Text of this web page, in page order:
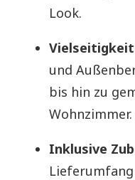
Look.
und
bis hin zu
Wohnzimmer.
Inklusive